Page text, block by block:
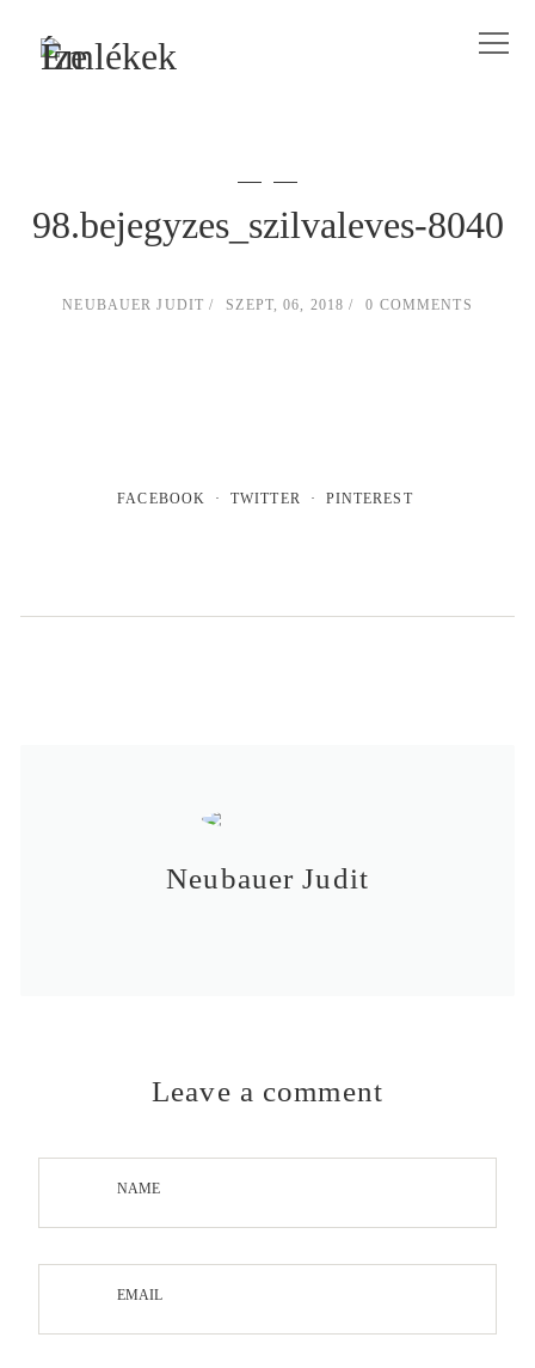
98.bejegyzes_szilvaleves-8040
NEUBAUER JUDIT SZEPT, 06, 2018 0 COMMENTS
FACEBOOK TWITTER PINTEREST
Neubauer Judit
Leave a comment
NAME
EMAIL